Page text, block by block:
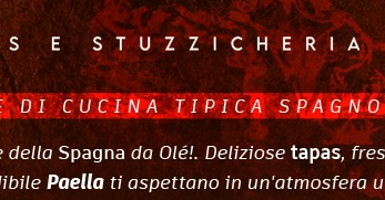
Lady Bic, apprezzata in tutto il
e crea con accuratezza maniacale,
per permettere un perfetto
fino a trasformare il disegno
Alluminio, Specchio, Mash forato.
vero e proprio ideale prolungamento